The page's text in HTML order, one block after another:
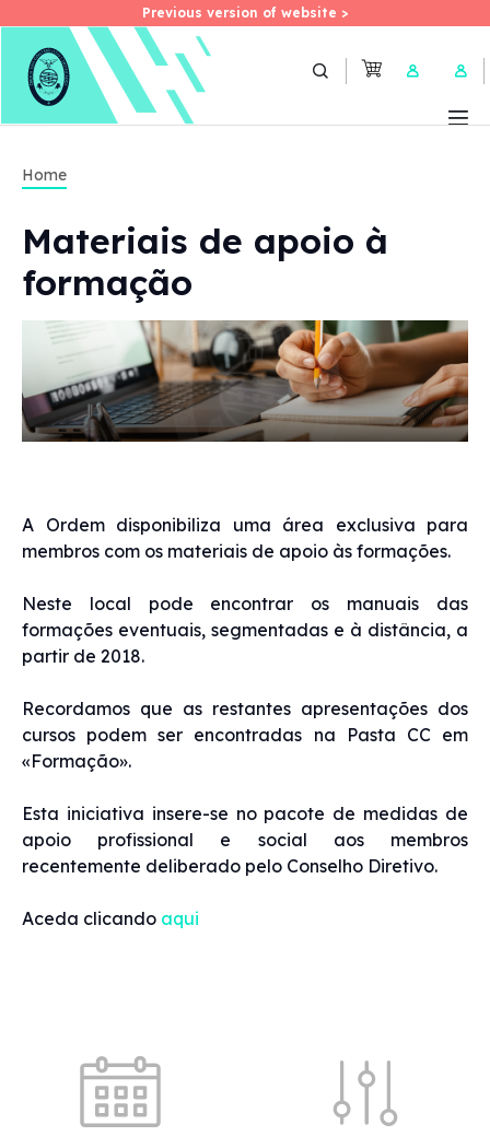
Skip
Previous version of website >
Previous version of website >
User
Home
Materiais de apoio à
formação
A Ordem disponibiliza uma área exclusiva para
membros com os materiais de apoio às formações.
Neste local pode encontrar os manuais das
formações eventuais, segmentadas e à distância, a
partir de 2018.
Recordamos que as restantes apresentações dos
cursos podem ser encontradas na Pasta CC em
«Formação».
Esta iniciativa insere-se no pacote de medidas de
apoio profissional e social aos membros
recentemente deliberado pelo Conselho Diretivo.
Aceda clicando aqui